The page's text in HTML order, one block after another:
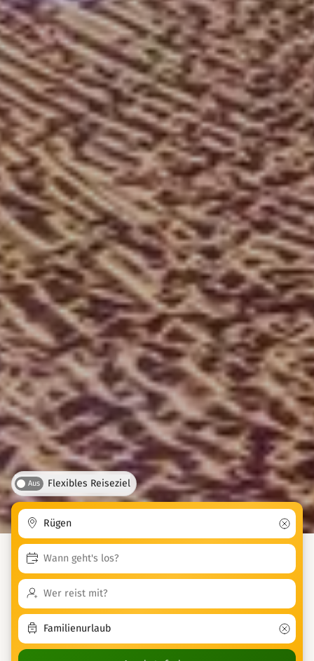
Aus Flexibles Reiseziel